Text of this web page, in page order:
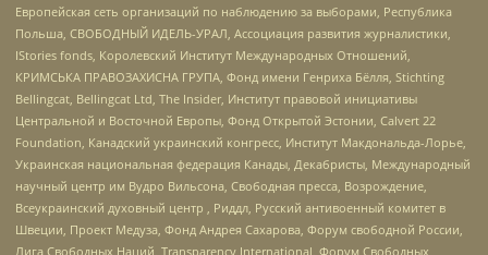
Европейская сеть организаций по наблюдению за выборами, Республика
Польша, СВОБОДНЫЙ ИДЕЛЬ-УРАЛ, Ассоциация развития журналистики,
IStories fonds, Королевский Институт Международных Отношений,
КРИМСЬКА ПРАВОЗАХИСНА ГРУПА, Фонд имени Генриха Бёлля, Stichting
Bellingcat, Bellingcat Ltd, The Insider, Институт правовой инициативы
Центральной и Восточной Европы, Фонд Открытой Эстонии, Calvert 22
Foundation, Канадский украинский конгресс, Институт Макдональда-Лорье,
Украинская национальная федерация Канады, Декабристы, Международный
научный центр им Вудро Вильсона, Свободная пресса, Возрождение,
Всеукраинский духовный центр , Риддл, Русский антивоенный комитет в
Швеции, Проект Медуза, Фонд Андрея Сахарова, Форум свободной России,
Лига Свободных Наций, Transparеncy International, Форум Свободных